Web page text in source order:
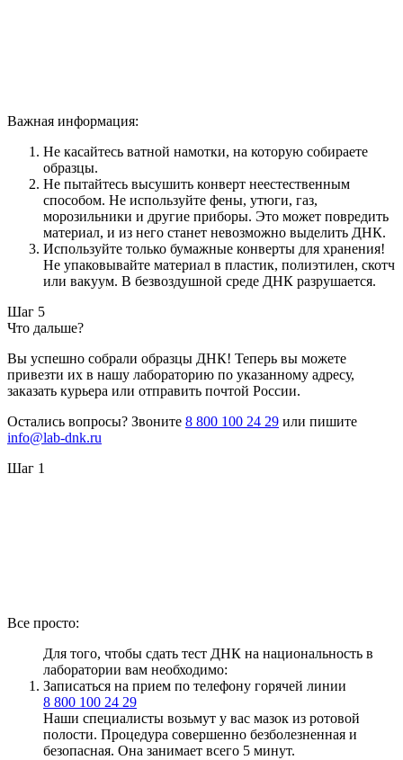
Важная информация:
Не касайтесь ватной намотки, на которую собираете
образцы.
Не пытайтесь высушить конверт неестественным
способом. Не используйте фены, утюги, газ,
морозильники и другие приборы. Это может повредить
материал, и из него станет невозможно выделить ДНК.
Используйте только бумажные конверты для хранения!
Не упаковывайте материал в пластик, полиэтилен, скотч
или вакуум. В безвоздушной среде ДНК разрушается.
Шаг 5
Что дальше?
Вы успешно собрали образцы ДНК! Теперь вы можете
привезти их в нашу лабораторию по указанному адресу,
заказать курьера или отправить почтой России.
Остались вопросы? Звоните 8 800 100 24 29 или пишите
info@lab-dnk.ru
Шаг 1
Все просто:
Для того, чтобы сдать тест ДНК на национальность в
лаборатории вам необходимо:
Записаться на прием по телефону горячей линии
8 800 100 24 29
Наши специалисты возьмут у вас мазок из ротовой
полости. Процедура совершенно безболезненная и
безопасная. Она занимает всего 5 минут.